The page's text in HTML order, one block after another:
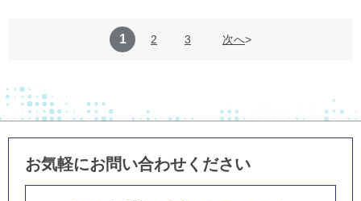
1 2 3 次へ
お気軽にお問い合わせください